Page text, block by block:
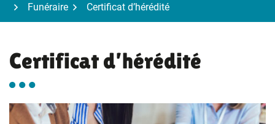
Funéraire
Certificat d’hérédité
Certificat d’hérédité